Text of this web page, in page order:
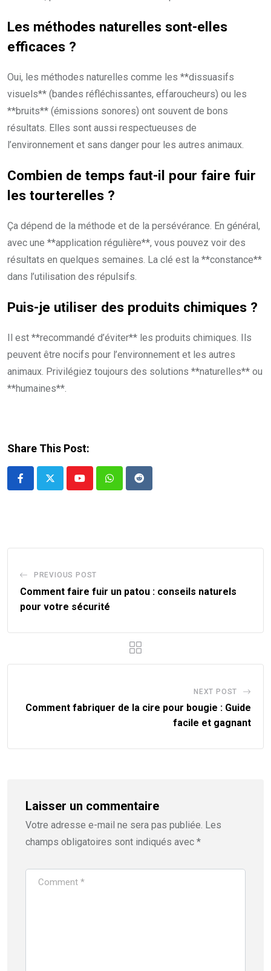
Les méthodes naturelles sont-elles
efficaces ?
Oui, les méthodes naturelles comme les **dissuasifs
visuels** (bandes réfléchissantes, effaroucheurs) ou les
**bruits** (émissions sonores) ont souvent de bons
résultats. Elles sont aussi respectueuses de
l’environnement et sans danger pour les autres animaux.
Combien de temps faut-il pour faire fuir
les tourterelles ?
Ça dépend de la méthode et de la persévérance. En général,
avec une **application régulière**, vous pouvez voir des
résultats en quelques semaines. La clé est la **constance**
dans l’utilisation des répulsifs.
Puis-je utiliser des produits chimiques ?
Il est **recommandé d’éviter** les produits chimiques. Ils
peuvent être nocifs pour l’environnement et les autres
animaux. Privilégiez toujours des solutions **naturelles** ou
**humaines**.
Share This Post:
YoutubeWhatsappReddit
PREVIOUS POST
Comment faire fuir un patou : conseils naturels
pour votre sécurité
NEXT POST
Comment fabriquer de la cire pour bougie : Guide
facile et gagnant
Laisser un commentaire
Votre adresse e-mail ne sera pas publiée. Les
champs obligatoires sont indiqués avec *